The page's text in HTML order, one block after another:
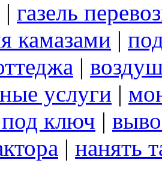
| газель
камазами |
|
услуги |
под ключ |
| нанять